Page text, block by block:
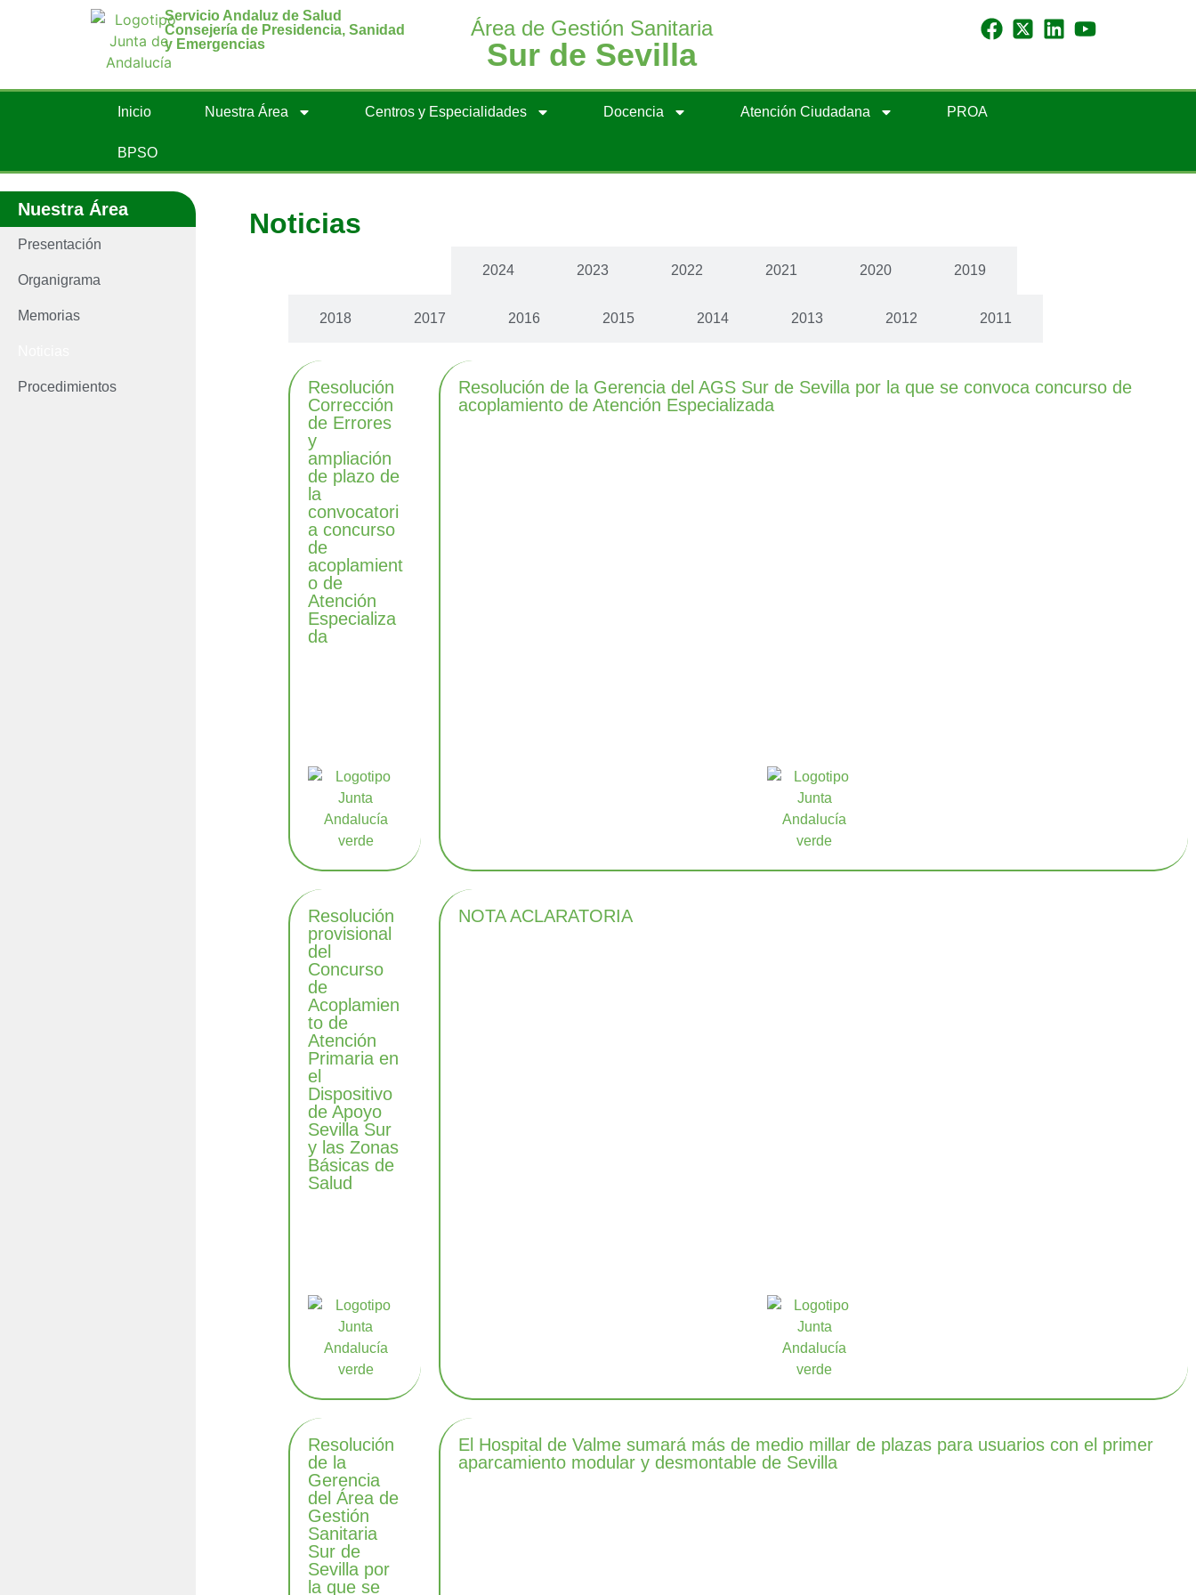
Servicio Andaluz de Salud
Consejería de Presidencia, Sanidad
y Emergencias
Área de Gestión Sanitaria
Sur de Sevilla
Inicio Nuestra Área Centros y Especialidades Docencia Atención Ciudadana PROA
BPSO
Nuestra Área
Presentación
Organigrama
Memorias
Procedimientos
Noticias
2024 2023 2022 2021 2020 2019
2018 2017 2016 2015 2014 2013 2012 2011
Resolución
Corrección
de Errores
y
ampliación
de plazo de
la
convocatori
a concurso
de
acoplamient
o de
Atención
Especializa
da
Resolución de la Gerencia del AGS Sur de Sevilla por la que se convoca concurso de
acoplamiento de Atención Especializada
Resolución
provisional
del
Concurso
de
Acoplamien
to de
Atención
Primaria en
el
Dispositivo
de Apoyo
Sevilla Sur
y las Zonas
Básicas de
Salud
NOTA ACLARATORIA
Resolución
de la
Gerencia
del Área de
Gestión
Sanitaria
Sur de
Sevilla por
la que se
El Hospital de Valme sumará más de medio millar de plazas para usuarios con el primer
aparcamiento modular y desmontable de Sevilla